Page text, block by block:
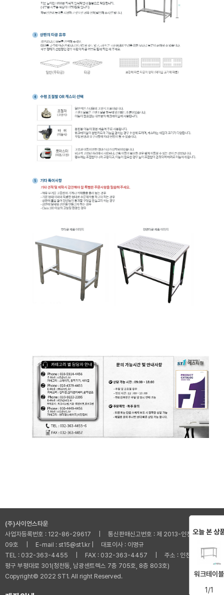
(주)사이언스타운
사업자등록번호 : 122-86-29617 | 통신판매신고번호 : 제 2013-인천부평-001
09호 | E-mail : st15@st1.kr | 대표이사 : 이명규
TEL : 032-363-4455 | FAX : 032-363-4457 | 주소 : 인천광역시 부
평구 부평대로 301(청천동, 남광센트렉스 7층 705호, 8층 803호)
Copyright© 2022 ST1. All right Reserved.
오늘 본 상
워크테이블
1/1